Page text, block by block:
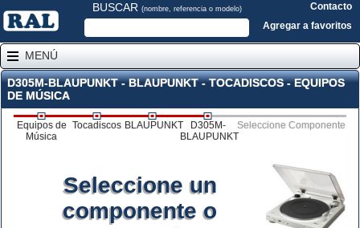
BUSCAR (nombre, referencia o modelo)
Contacto
Agregar a favoritos
MENÚ
D305M-BLAUPUNKT - BLAUPUNKT - TOCADISCOS - EQUIPOS
DE MÚSICA
Equipos de
Música
Tocadiscos BLAUPUNKT
D305M-
BLAUPUNKT
Seleccione Componente
Seleccione un
componente o